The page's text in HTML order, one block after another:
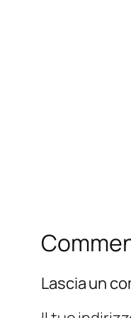
Lascia un